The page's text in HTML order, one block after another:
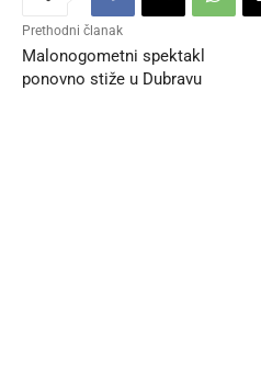
Prethodni članak
Malonogometni spektakl
ponovno stiže u Dubravu